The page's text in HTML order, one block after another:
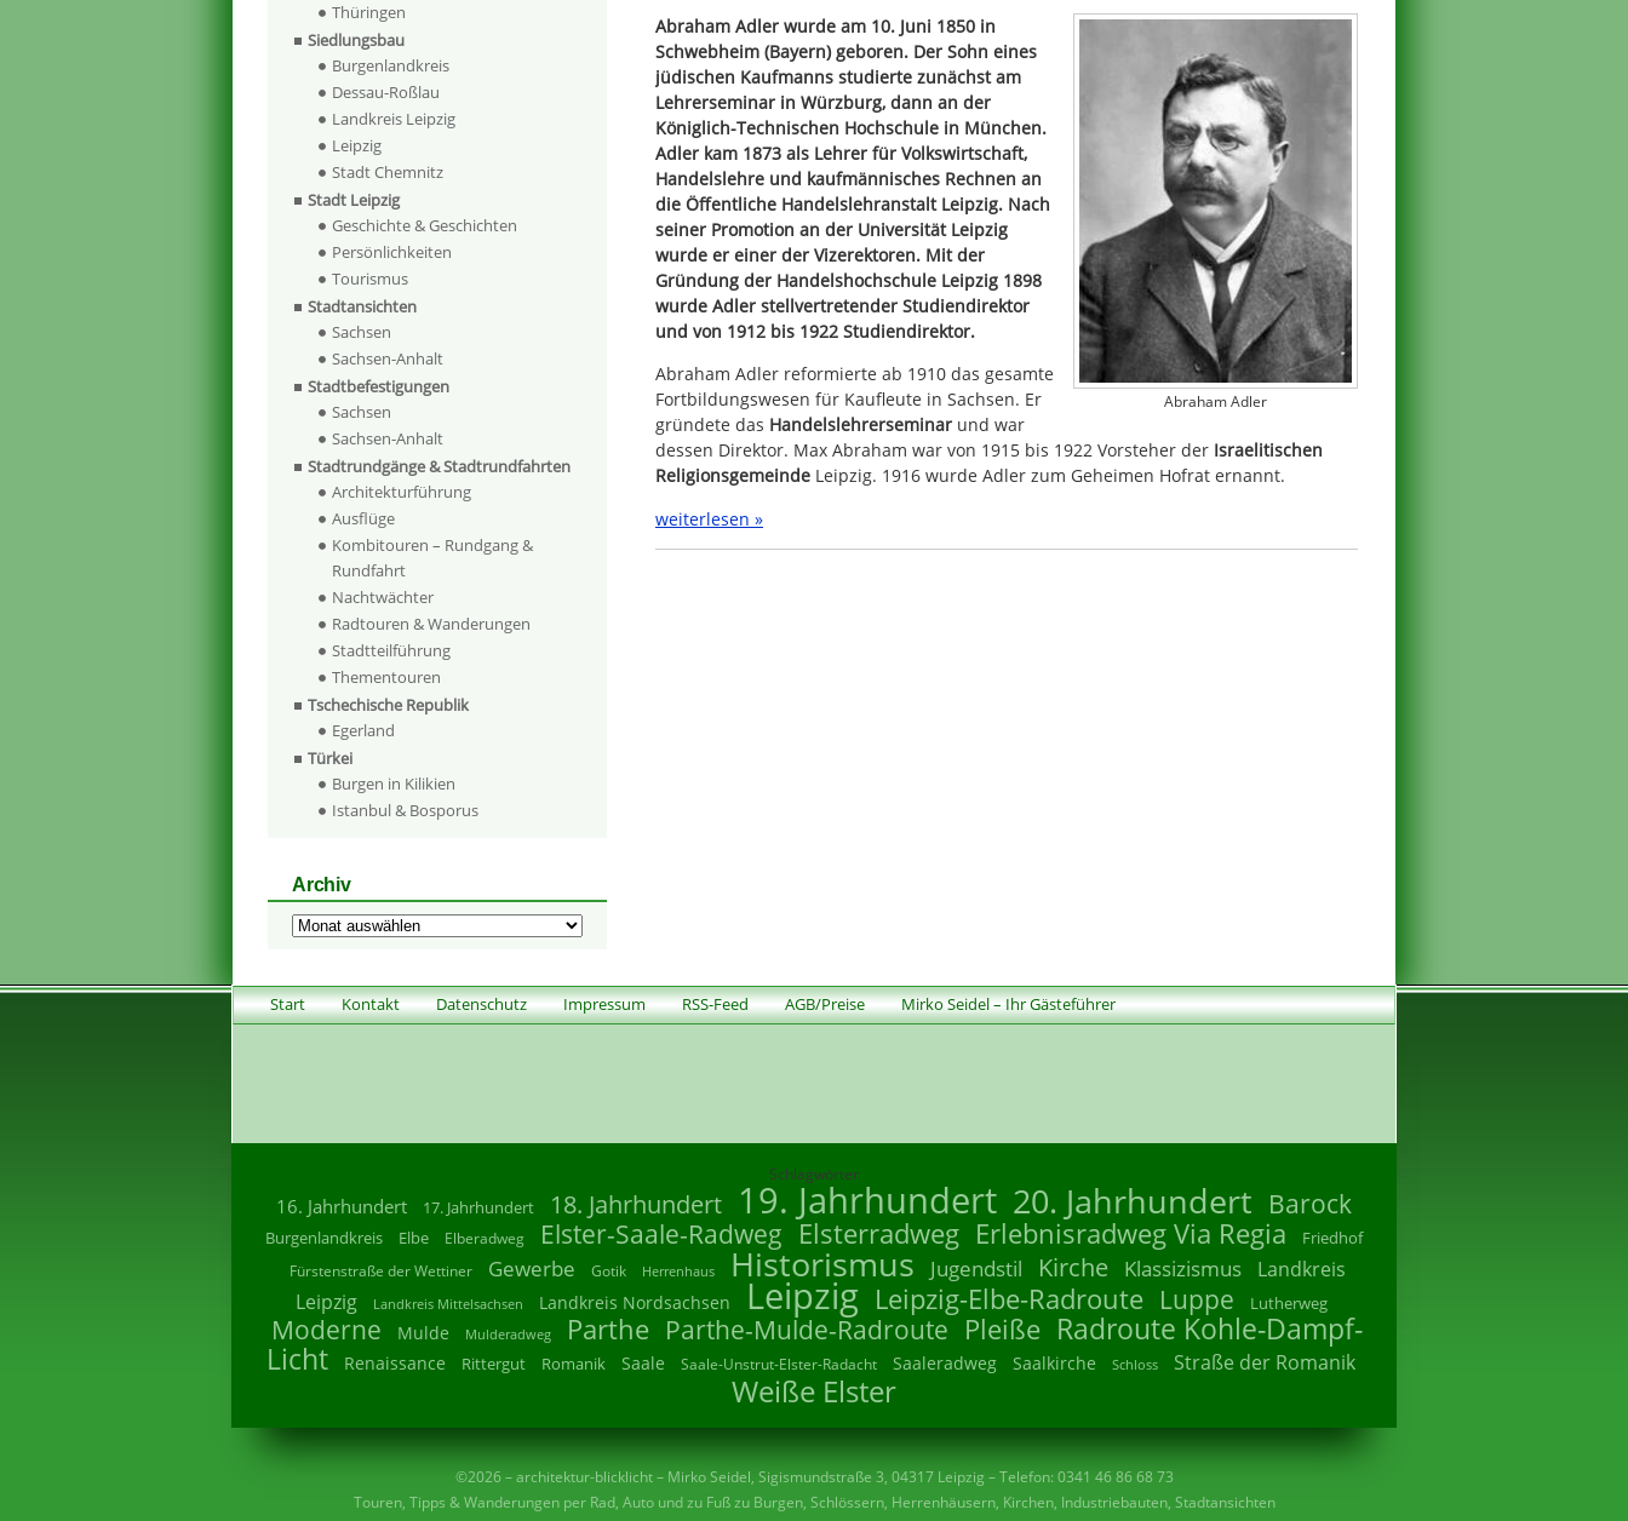
Abraham Adler
Abraham Adler wurde am 10. Juni 1850 in
Schwebheim (Bayern) geboren. Der Sohn eines
jüdischen Kaufmanns studierte zunächst am
Lehrerseminar in Würzburg, dann an der
Königlich-Technischen Hochschule in München.
Adler kam 1873 als Lehrer für Volkswirtschaft,
Handelslehre und kaufmännisches Rechnen an
die Öffentliche Handelslehranstalt Leipzig. Nach
seiner Promotion an der Universität Leipzig
wurde er einer der Vizerektoren. Mit der
Gründung der Handelshochschule Leipzig 1898
wurde Adler stellvertretender Studiendirektor
und von 1912 bis 1922 Studiendirektor.
Abraham Adler reformierte ab 1910 das gesamte
Fortbildungswesen für Kaufleute in Sachsen. Er
gründete das Handelslehrerseminar und war
dessen Direktor. Max Abraham war von 1915 bis 1922 Vorsteher der Israelitischen
Religionsgemeinde Leipzig. 1916 wurde Adler zum Geheimen Hofrat ernannt.
weiterlesen »
Thüringen
Siedlungsbau
Burgenlandkreis
Dessau-Roßlau
Landkreis Leipzig
Leipzig
Stadt Chemnitz
Stadt Leipzig
Geschichte & Geschichten
Persönlichkeiten
Tourismus
Stadtansichten
Sachsen
Sachsen-Anhalt
Stadtbefestigungen
Sachsen
Sachsen-Anhalt
Stadtrundgänge & Stadtrundfahrten
Architekturführung
Ausflüge
Kombitouren – Rundgang &
Rundfahrt
Nachtwächter
Radtouren & Wanderungen
Stadtteilführung
Thementouren
Tschechische Republik
Egerland
Türkei
Burgen in Kilikien
Istanbul & Bosporus
Archiv
Archiv
Start Kontakt Datenschutz Impressum RSS-Feed AGB/Preise Mirko Seidel – Ihr Gästeführer
Schlagwörter
16. Jahrhundert 17. Jahrhundert 18. Jahrhundert 19. Jahrhundert 20. Jahrhundert Barock
Burgenlandkreis Elbe Elberadweg Elster-Saale-Radweg Elsterradweg Erlebnisradweg Via Regia Friedhof
Fürstenstraße der Wettiner Gewerbe Gotik Herrenhaus Historismus Jugendstil Kirche Klassizismus
Landkreis
Leipzig
Landkreis Mittelsachsen Landkreis Nordsachsen Leipzig Leipzig-Elbe-Radroute Luppe Lutherweg
Moderne Mulde Mulderadweg Parthe Parthe-Mulde-Radroute Pleiße Radroute Kohle-Dampf-
Licht
Renaissance Rittergut Romanik Saale Saale-Unstrut-Elster-Radacht Saaleradweg Saalkirche Schloss Straße der Romanik
Weiße Elster
©2026 – architektur-blicklicht – Mirko Seidel, Sigismundstraße 3, 04317 Leipzig – Telefon: 0341 46 86 68 73
Touren, Tipps & Wanderungen per Rad, Auto und zu Fuß zu Burgen, Schlössern, Herrenhäusern, Kirchen, Industriebauten, Stadtansichten